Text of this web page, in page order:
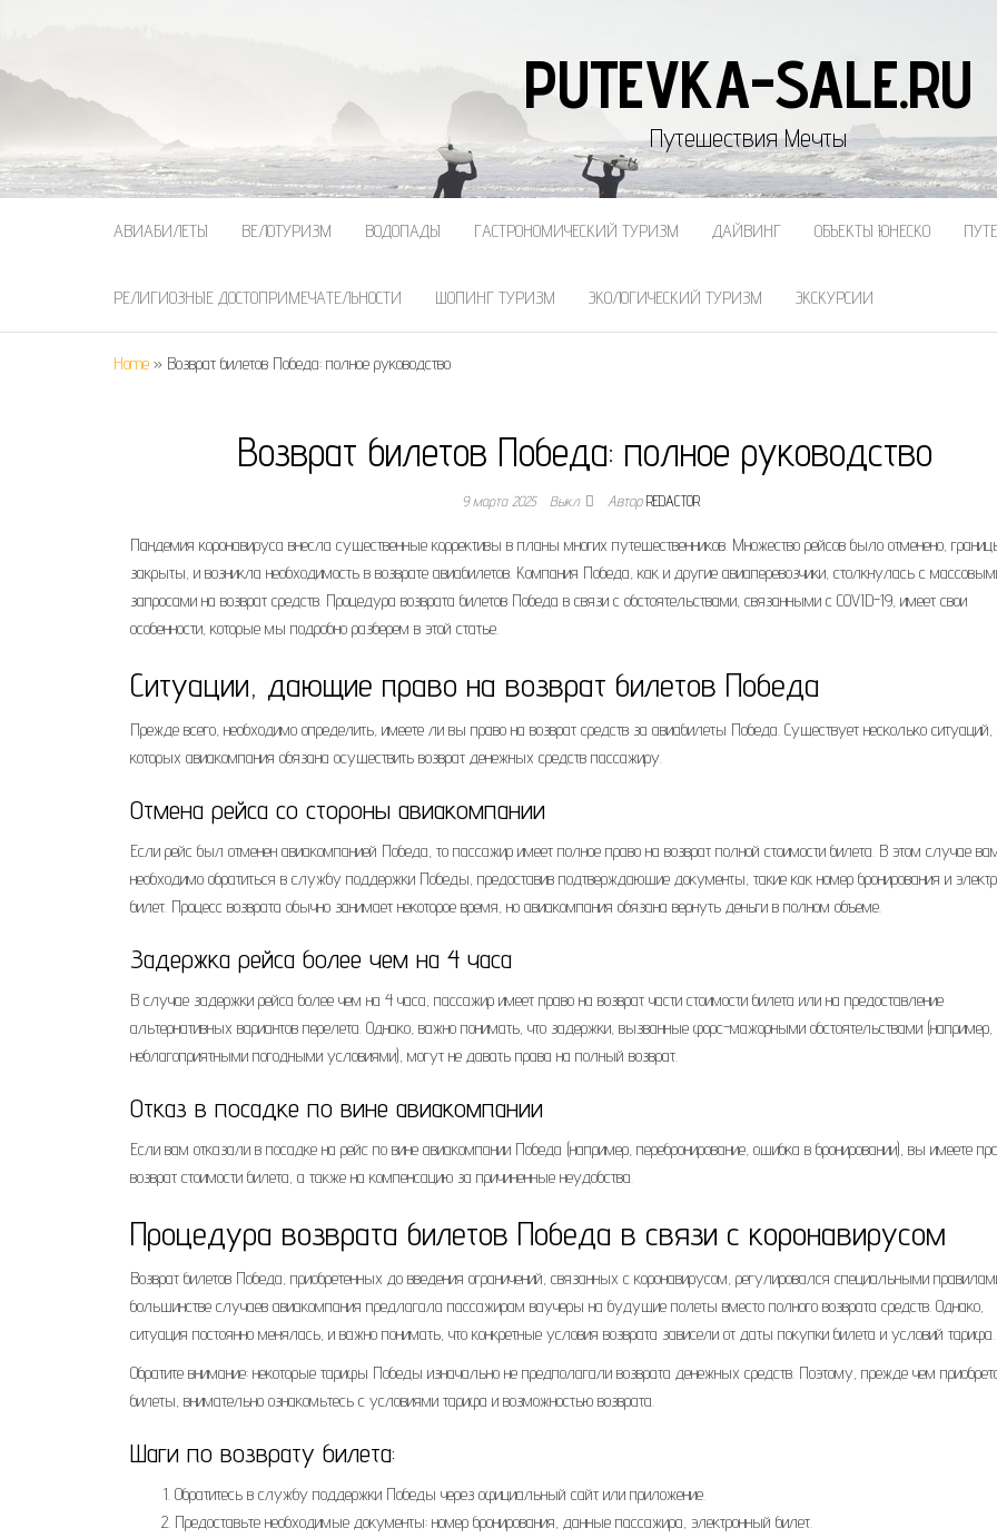
PUTEVKA-SALE.RU
Путешествия Мечты
АВИАБИЛЕТЫ ВЕЛОТУРИЗМ ВОДОПАДЫ ГАСТРОНОМИЧЕСКИЙ ТУРИЗМ ДАЙВИНГ ОБЪЕКТЫ ЮНЕСКО
РЕЛИГИОЗНЫЕ ДОСТОПРИМЕЧАТЕЛЬНОСТИ ШОПИНГ ТУРИЗМ ЭКОЛОГИЧЕСКИЙ ТУРИЗМ ЭКСКУРСИИ
Home » Возврат билетов Победа: полное руководство
Возврат билетов Победа: полное руководство
9 марта 2025 Выкл. АвторREDACTOR
Пандемия коронавируса внесла существенные коррективы в планы многих путешественников. Множество рейсов было отменено,
закрыты, и возникла необходимость в возврате авиабилетов. Компания Победа, как и другие авиаперевозчики, столкнулась с
запросами на возврат средств. Процедура возврата билетов Победа в связи с обстоятельствами, связанными с COVID-19, имеет свои
особенности, которые мы подробно разберем в этой статье.
Ситуации, дающие право на возврат билетов Победа
Прежде всего, необходимо определить, имеете ли вы право на возврат средств за авиабилеты Победа. Существует несколько ситуаций,
которых авиакомпания обязана осуществить возврат денежных средств пассажиру.
Отмена рейса со стороны авиакомпании
Если рейс был отменен авиакомпанией Победа, то пассажир имеет полное право на возврат полной стоимости билета. В этом случае
необходимо обратиться в службу поддержки Победы, предоставив подтверждающие документы, такие как номер бронирования и
билет. Процесс возврата обычно занимает некоторое время, но авиакомпания обязана вернуть деньги в полном объеме.
Задержка рейса более чем на 4 часа
В случае задержки рейса более чем на 4 часа, пассажир имеет право на возврат части стоимости билета или на предоставление
альтернативных вариантов перелета. Однако, важно понимать, что задержки, вызванные форс-мажорными обстоятельствами (например,
неблагоприятными погодными условиями), могут не давать права на полный возврат.
Отказ в посадке по вине авиакомпании
Если вам отказали в посадке на рейс по вине авиакомпании Победа (например, перебронирование, ошибка в бронировании), вы имеете
возврат стоимости билета, а также на компенсацию за причиненные неудобства.
Процедура возврата билетов Победа в связи с коронавирусом
Возврат билетов Победа, приобретенных до введения ограничений, связанных с коронавирусом, регулировался специальными
большинстве случаев авиакомпания предлагала пассажирам ваучеры на будущие полеты вместо полного возврата средств. Однако,
ситуация постоянно менялась, и важно понимать, что конкретные условия возврата зависели от даты покупки билета и условий тарифа.
Обратите внимание: некоторые тарифы Победы изначально не предполагали возврата денежных средств. Поэтому, прежде чем
билеты, внимательно ознакомьтесь с условиями тарифа и возможностью возврата.
Шаги по возврату билета:
Обратитесь в службу поддержки Победы через официальный сайт или приложение.
Предоставьте необходимые документы: номер бронирования, данные пассажира, электронный билет.